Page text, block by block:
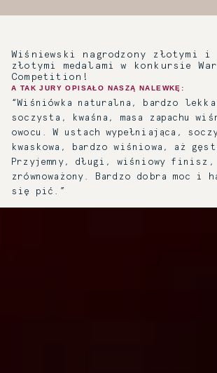
Wiśniewski nagrodzony złotymi i
złotymi medalami w konkursie
Competition!
A TAK JURY OPISAŁO NASZĄ NALEWKĘ:
“Wiśniówka naturalna, bardzo
soczysta, kwaśna, masa zapachu
owocu. W ustach wypełniająca,
kwaskowa, bardzo wiśniowa, aż
Przyjemny, długi, wiśniowy finisz,
zrównoważony. Bardzo dobra moc i
się pić.”